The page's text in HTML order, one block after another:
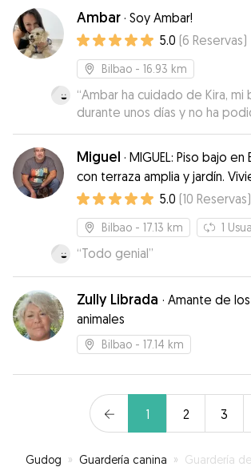
Ambar · Soy Ambar!
5.0 (6 Reservas)
Bilbao - 16.93 km
“Ambar ha cuidado de Kira, mi
durante unos días y no ha
mejores manos. Estoy muy
familia
Miguel · MIGUEL: Piso bajo en
con terraza amplia y jardín.
zona peatonal. 5.0 (10 Reservas)
Bilbao - 17.13 km 1
“Todo genial”
Zully Librada · Amante de los
animales
Bilbao - 17.14 km
1 2 3
Gudog » Guardería canina » Guardería